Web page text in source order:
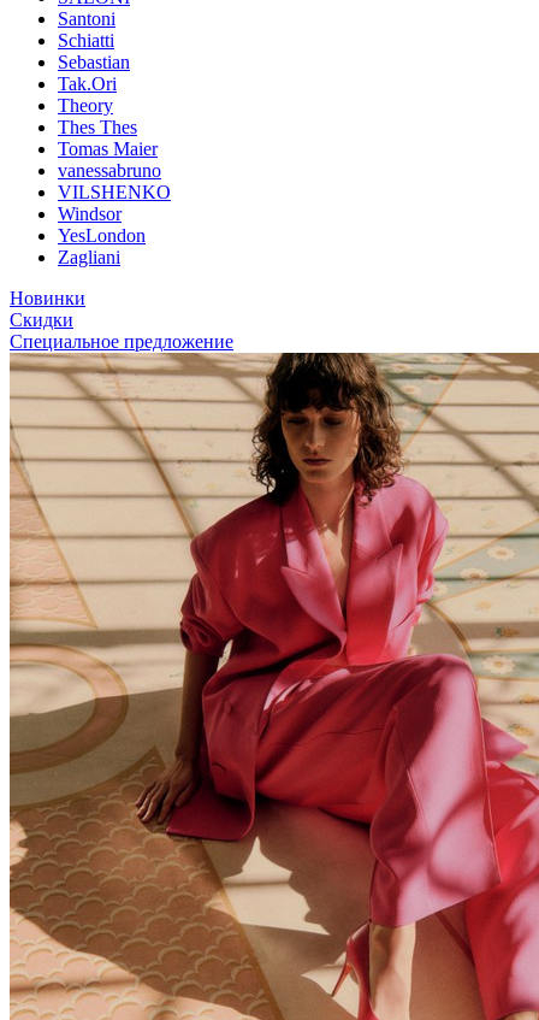
Santoni
Schiatti
Sebastian
Tak.Ori
Theory
Thes Thes
Tomas Maier
vanessabruno
VILSHENKO
Windsor
YesLondon
Zagliani
Новинки
Скидки
Специальное предложение